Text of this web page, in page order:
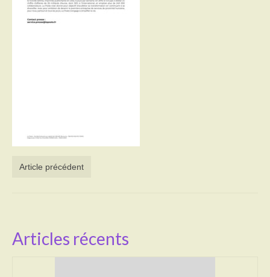
Contact
Salle polyvalente
Service des eaux
Transport
Article précédent
Articles récents